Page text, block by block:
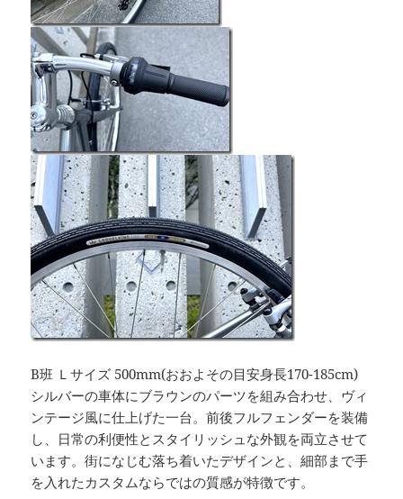
B班 Ｌサイズ 500mm(おおよその目安身長170-185cm)
シルバーの車体にブラウンのパーツを組み合わせ、ヴィ
ンテージ風に仕上げた一台。前後フルフェンダーを装備
し、日常の利便性とスタイリッシュな外観を両立させて
います。街になじむ落ち着いたデザインと、細部まで手
を入れたカスタムならではの質感が特徴です。